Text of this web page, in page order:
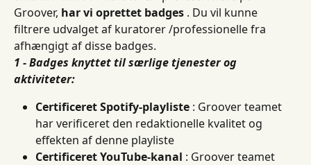
Groover, har vi oprettet badges . Du vil kunne
filtrere udvalget af kuratorer /professionelle fra
afhængigt af disse badges.
1 - Badges knyttet til særlige tjenester og
aktiviteter:
Certificeret Spotify-playliste : Groover teamet
har verificeret den redaktionelle kvalitet og
effekten af ​​denne playliste
Certificeret YouTube-kanal : Groover teamet